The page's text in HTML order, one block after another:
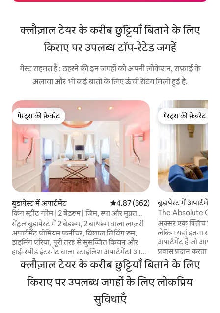
क्लौज़ाल टेयर के करीब छुट्टियाँ बिताने के लिए
किराए पर उपलब्ध टॉप-रेटेड जगहें
गेस्ट सहमत हैं : ठहरने की इन जगहों को अपनी लोकेशन, सफ़ाई के
अलावा और भी कई बातों के लिए ऊँची रेटिंग मिली हुई है.
गेस्ट्स की फ़ेवरेट
गेस्ट्स की फ़ेवरेट
बुडापेस्ट में अपार्टमेंट औसत रेटिंग 5 में से 4.87, 362 समीक्षाएँ
4.87 (362)
किंग स्ट्रीट ग्लैम | 2 बेडरूम | जिम, स्पा और मुफ़्त
पार्किंग
सेंट्रल बुडापेस्ट में 2 बेडरूम, 2 बाथरूम वाला लग्ज़री
अपार्टमेंट प्रीमियम फ़र्नीचर, विशाल लिविंग रूम,
डाइनिंग एरिया, पूरी तरह से सुसज्जित किचन और
हाई-स्पीड इंटरनेट वाला स्टाइलिश अपार्टमेंट। आस-
पास बेहतरीन रेस्टोरेंट, कैफ़े और बार हैं — शहर का
मज़ा लेने के लिए एकदम सही ठिकाना। 🐾 पालतू
जानवरों का स्वागत है: सिर्फ़ एक कुत्ता, पालतू जानवर
का शुल्क €30। 🅿️ अपार्टमेंट से 150 मीटर दूर निजी
से ज़्यादा की बुकिंग पर स्पा और जिम (600 मीटर
गेस्ट्स की फ़ेवरेट
गेस्ट्स की फ़ेवरेट
बुडापेस्ट में अपार्टमेंट
The Absolute
बेडरूम
अक्सर एक क्लिच के रूप
लेकिन यहां इतना सच
अपार्टमेंट है जो आपको
प्रवास प्रदान करता
एक आधुनिक - दिन के
सकते हैं, जिन्होंने 20
अपनी अल्ट्रा - हाई
के साथ हमारे जैसे इन
क्लौज़ाल टेयर के करीब छुट्टियाँ बिताने के लिए
किराए पर उपलब्ध जगहों के लिए लोकप्रिय
सुविधाएँ